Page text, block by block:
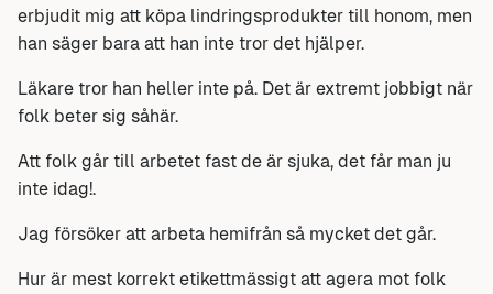
erbjudit mig att köpa lindringsprodukter till honom, men
han säger bara att han inte tror det hjälper.
Läkare tror han heller inte på. Det är extremt jobbigt när
folk beter sig såhär.
Att folk går till arbetet fast de är sjuka, det får man ju
inte idag!.
Jag försöker att arbeta hemifrån så mycket det går.
Hur är mest korrekt etikettmässigt att agera mot folk